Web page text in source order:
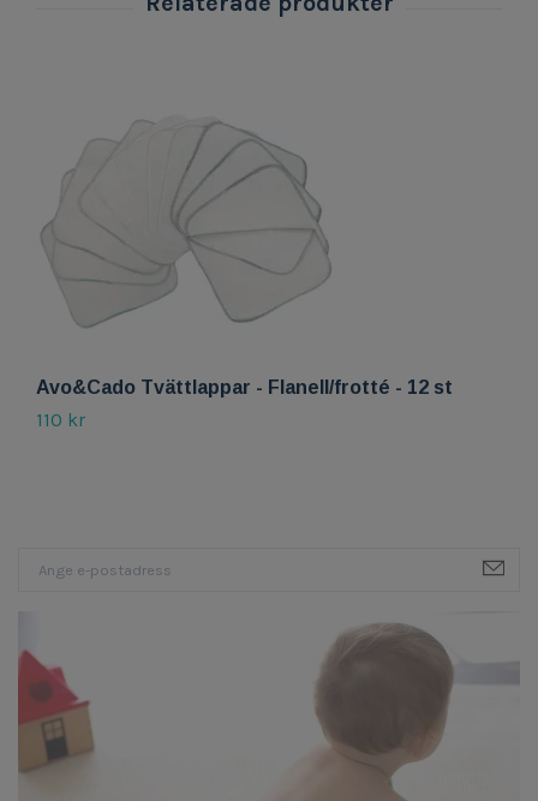
Avo&Cado Tvättlappar - Flanell/frotté - 12 st
110 kr